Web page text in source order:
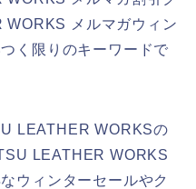
メルマガウィン
く限りのキーワードで
LEATHER WORKSの
LEATHER WORKS
ウィンターセールやク